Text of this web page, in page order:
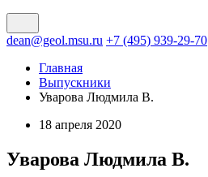
dean@geol.msu.ru +7 (495) 939-29-70
Главная
Выпускники
Уварова Людмила В.
18 апреля 2020
Уварова Людмила В.